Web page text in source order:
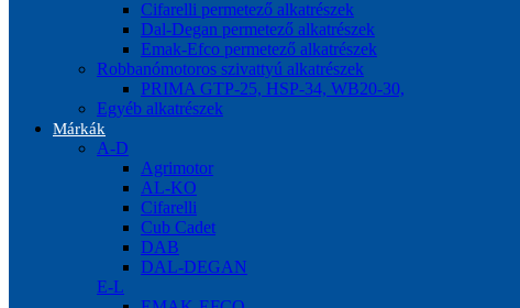
Cifarelli permetező alkatrészek
Dal-Degan permetező alkatrészek
Emak-Efco permetező alkatrészek
Robbanómotoros szivattyú alkatrészek
PRIMA GTP-25, HSP-34, WB20-30,
Egyéb alkatrészek
Márkák
A-D
Agrimotor
AL-KO
Cifarelli
Cub Cadet
DAB
DAL-DEGAN
E-L